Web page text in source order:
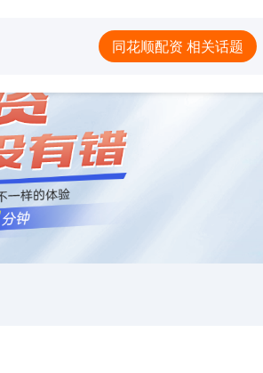
线上杠杆炒股 炒股融资
同花顺配资 相关话题